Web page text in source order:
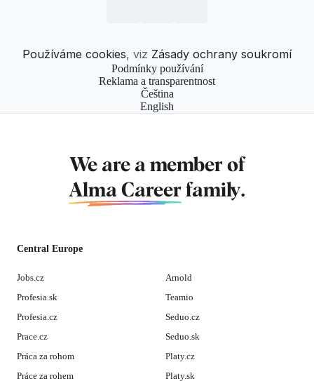
Používáme cookies, viz Zásady ochrany soukromí
Podmínky používání
Reklama a transparentnost
Čeština
English
We are a member of
Alma Career family.
Central Europe
Jobs.cz
Profesia.sk
Profesia.cz
Prace.cz
Práca za rohom
Práce za rohem
Arnold
Teamio
Seduo.cz
Seduo.sk
Platy.cz
Platy.sk